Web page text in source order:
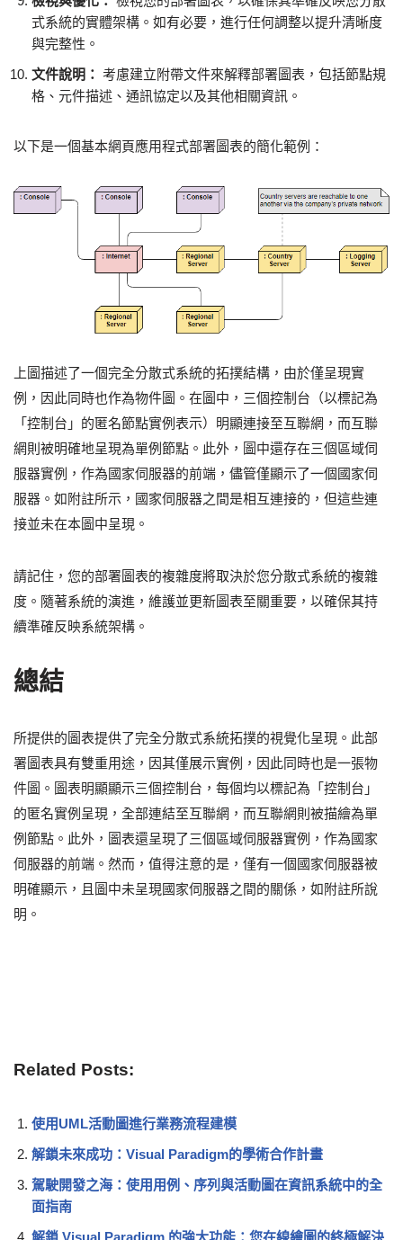
式系統的實體架構。如有必要，進行任何調整以提升清晰度
與完整性。
文件說明： 考慮建立附帶文件來解釋部署圖表，包括節點規
格、元件描述、通訊協定以及其他相關資訊。
以下是一個基本網頁應用程式部署圖表的簡化範例：
上圖描述了一個完全分散式系統的拓撲結構，由於僅呈現實
例，因此同時也作為物件圖。在圖中，三個控制台（以標記為
「控制台」的匿名節點實例表示）明顯連接至互聯網，而互聯
網則被明確地呈現為單例節點。此外，圖中還存在三個區域伺
服器實例，作為國家伺服器的前端，儘管僅顯示了一個國家伺
服器。如附註所示，國家伺服器之間是相互連接的，但這些連
接並未在本圖中呈現。
請記住，您的部署圖表的複雜度將取決於您分散式系統的複雜
度。隨著系統的演進，維護並更新圖表至關重要，以確保其持
續準確反映系統架構。
總結
所提供的圖表提供了完全分散式系統拓撲的視覺化呈現。此部
署圖表具有雙重用途，因其僅展示實例，因此同時也是一張物
件圖。圖表明顯顯示三個控制台，每個均以標記為「控制台」
的匿名實例呈現，全部連結至互聯網，而互聯網則被描繪為單
例節點。此外，圖表還呈現了三個區域伺服器實例，作為國家
伺服器的前端。然而，值得注意的是，僅有一個國家伺服器被
明確顯示，且圖中未呈現國家伺服器之間的關係，如附註所說
明。
Related Posts:
使用UML活動圖進行業務流程建模
解鎖未來成功：Visual Paradigm的學術合作計畫
駕駛開發之海：使用用例、序列與活動圖在資訊系統中的全
面指南
解鎖 Visual Paradigm 的強大功能：您在線繪圖的終極解決